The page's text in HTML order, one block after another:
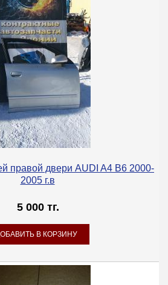
правой двери AUDI A4 B6 2000-
2005 г.в
5 000 тг.